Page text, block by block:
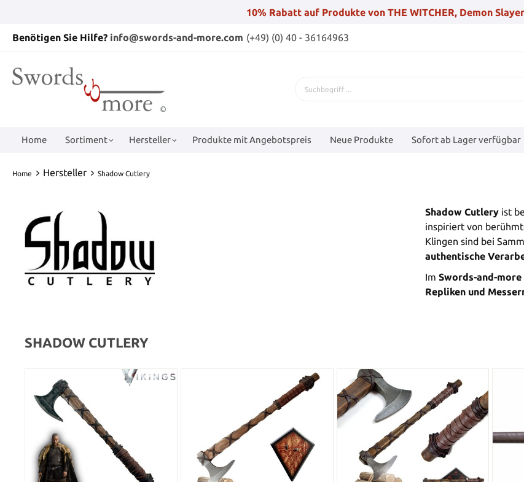
10% Rabatt auf Produkte von THE WITCHER, Demon
Benötigen Sie Hilfe? info@swords-and-more.com (+49) (0) 40 - 36164963
Home Sortiment Hersteller Produkte mit Angebotspreis Neue Produkte Sofort ab Lager verfügbar
Home Hersteller Shadow Cutlery
Shadow Cutlery ist
inspiriert von
Klingen sind bei
authentische
Im Swords-and-more
Repliken und
SHADOW CUTLERY